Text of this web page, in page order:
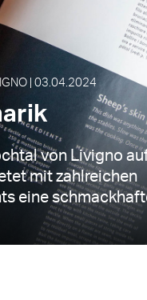
| 03.04.2024
von Livigno
mit zahlreichen
eine